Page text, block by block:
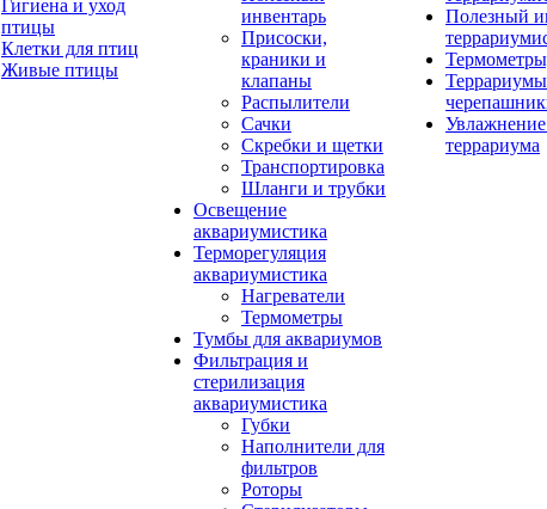
Гигиена и уход
птицы
Клетки для птиц
Живые птицы
инвентарь
Присоски,
краники и
клапаны
Распылители
Сачки
Скребки и щетки
Транспортировка
Шланги и трубки
Освещение
аквариумистика
Терморегуляция
аквариумистика
Нагреватели
Термометры
Тумбы для аквариумов
Фильтрация и
стерилизация
аквариумистика
Губки
Наполнители для
фильтров
Роторы
Полезный
террариума